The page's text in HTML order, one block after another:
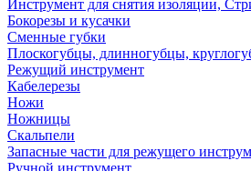
Инструмент для снятия изоляции,
Бокорезы и кусачки
Сменные губки
Плоскогубцы, длинногубцы,
Режущий инструмент
Кабелерезы
Ножи
Ножницы
Скальпели
Запасные части для режущего
Ручной инструмент